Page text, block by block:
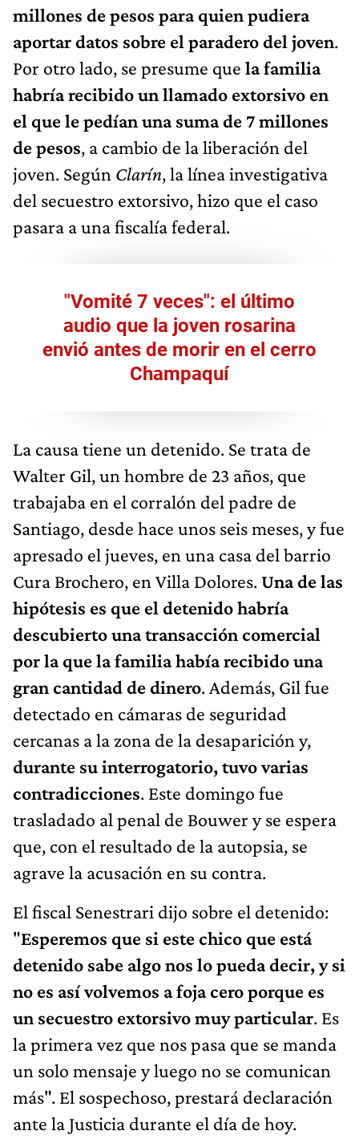
millones de pesos para quien pudiera
aportar datos sobre el paradero del joven.
Por otro lado, se presume que la familia
habría recibido un llamado extorsivo en
el que le pedían una suma de 7 millones
de pesos, a cambio de la liberación del
joven. Según Clarín, la línea investigativa
del secuestro extorsivo, hizo que el caso
pasara a una fiscalía federal.
"Vomité 7 veces": el último
audio que la joven rosarina
envió antes de morir en el cerro
Champaquí
La causa tiene un detenido. Se trata de
Walter Gil, un hombre de 23 años, que
trabajaba en el corralón del padre de
Santiago, desde hace unos seis meses, y fue
apresado el jueves, en una casa del barrio
Cura Brochero, en Villa Dolores.Una de las
hipótesis es que el detenido habría
descubierto una transacción comercial
por la que la familia había recibido una
gran cantidad de dinero. Además, Gil fue
detectado en cámaras de seguridad
cercanas a la zona de la desaparición y,
durante su interrogatorio, tuvo varias
contradicciones. Este domingo fue
trasladado al penal de Bouwer y se espera
que, con el resultado de la autopsia, se
agrave la acusación en su contra.
El fiscal Senestrari dijo sobre el detenido:
"Esperemos que si este chico que está
detenido sabe algo nos lo pueda decir, y si
no es así volvemos a foja cero porque es
un secuestro extorsivo muy particular. Es
la primera vez que nos pasa que se manda
un solo mensaje y luego no se comunican
más". El sospechoso, prestará declaración
ante la Justicia durante el día de hoy.